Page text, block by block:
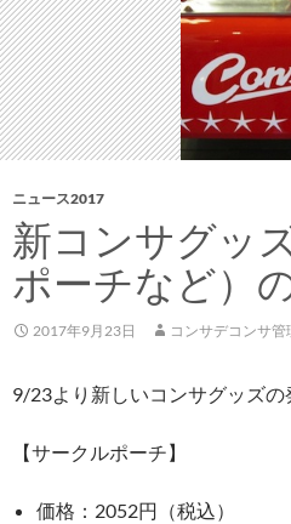
ツ
へ
ス
キ
ッ
プ
ニュース2017
新コンサグッ
ポーチなど）
2017年9月23日 コンサデコンサ管
9/23より新しいコンサグッズの
【サークルポーチ】
価格：2052円（税込）